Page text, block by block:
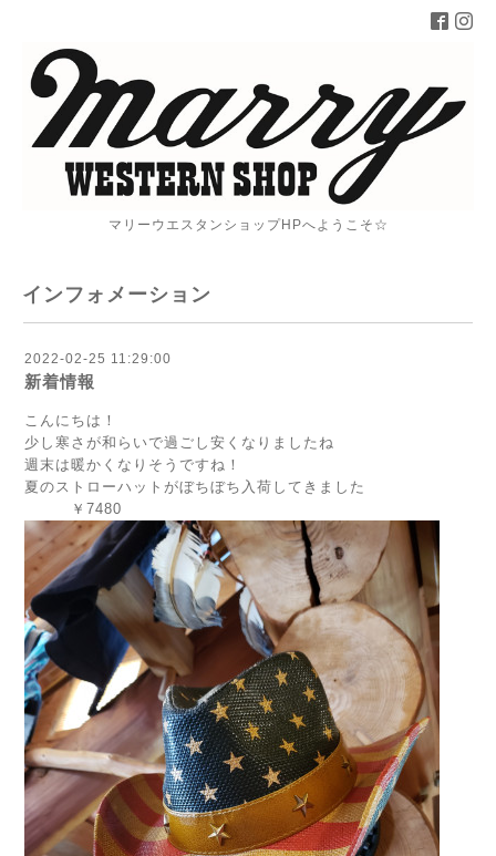
マリーウエスタンショップHPへようこそ☆
インフォメーション
2022-02-25 11:29:00
新着情報
こんにちは！
少し寒さが和らいで過ごし安くなりましたね
週末は暖かくなりそうですね！
夏のストローハットがぼちぼち入荷してきました
￥7480